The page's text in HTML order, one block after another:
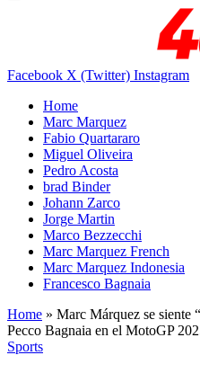
Facebook X (Twitter) Instagram
Home
Marc Marquez
Fabio Quartararo
Miguel Oliveira
Pedro Acosta
brad Binder
Johann Zarco
Jorge Martin
Marco Bezzecchi
Marc Marquez French
Marc Marquez Indonesia
Francesco Bagnaia
Home » Marc Márquez se siente
Pecco Bagnaia en el MotoGP
Sports